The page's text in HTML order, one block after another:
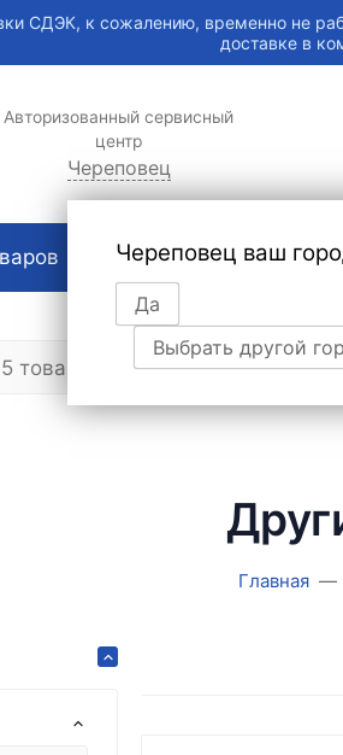
СДЭК, к сожалению, временно не
доставке в
Авторизованный сервисный
центр
Череповец
Череповец ваш
Да
Выбрать другой
Главная
Главная